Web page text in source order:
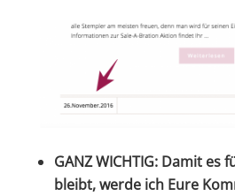
GANZ WICHTIG: Damit es
bleibt, werde ich Eure